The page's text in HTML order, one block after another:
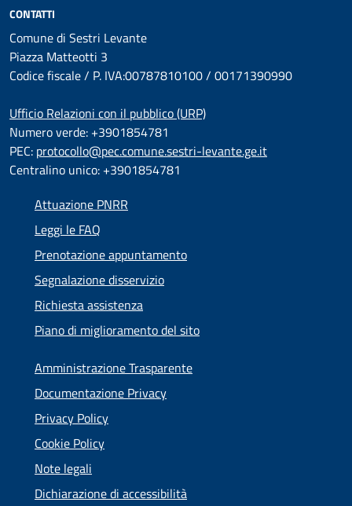
CONTATTI
Comune di Sestri Levante
Piazza Matteotti 3
Codice fiscale / P. IVA:00787810100 / 00171390990
Ufficio Relazioni con il pubblico (URP)
Numero verde: +3901854781
PEC: protocollo@pec.comune.sestri-levante.ge.it
Centralino unico: +3901854781
Attuazione PNRR
Leggi le FAQ
Prenotazione appuntamento
Segnalazione disservizio
Richiesta assistenza
Piano di miglioramento del sito
Amministrazione Trasparente
Documentazione Privacy
Privacy Policy
Cookie Policy
Note legali
Dichiarazione di accessibilità